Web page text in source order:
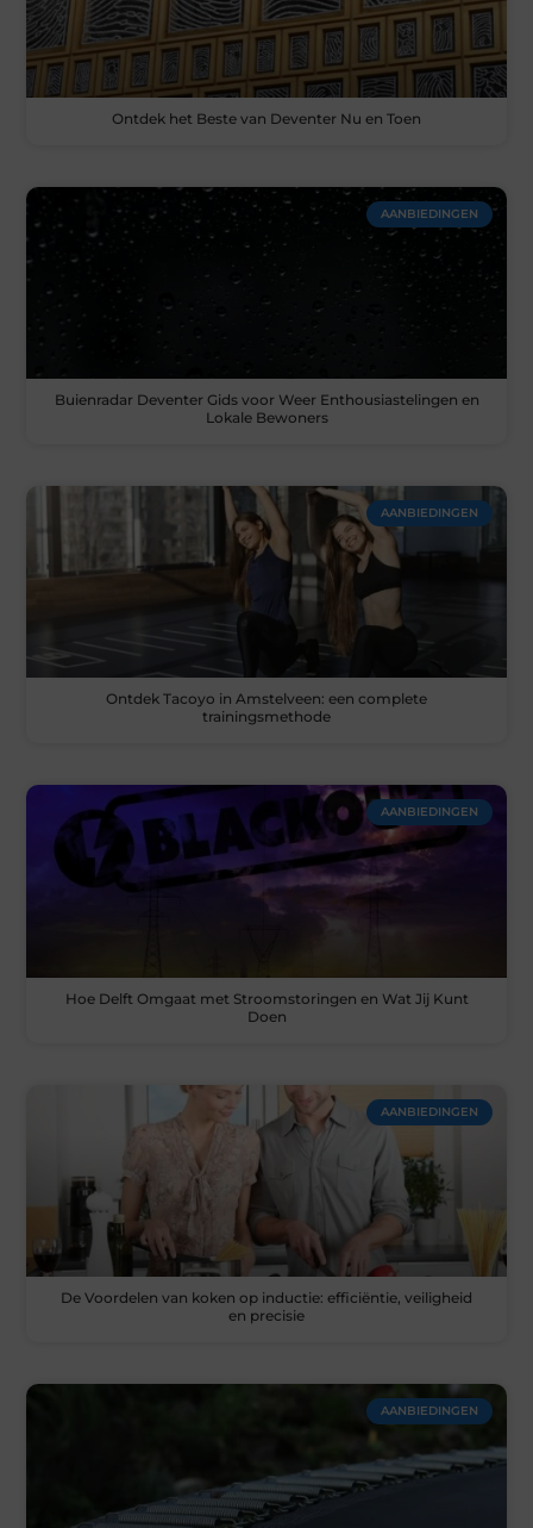
Ontdek het Beste van Deventer Nu en Toen
AANBIEDINGEN
Buienradar Deventer Gids voor Weer Enthousiastelingen en
Lokale Bewoners
AANBIEDINGEN
Ontdek Tacoyo in Amstelveen: een complete
trainingsmethode
AANBIEDINGEN
Hoe Delft Omgaat met Stroomstoringen en Wat Jij Kunt
Doen
AANBIEDINGEN
De Voordelen van koken op inductie: efficiëntie, veiligheid
en precisie
AANBIEDINGEN